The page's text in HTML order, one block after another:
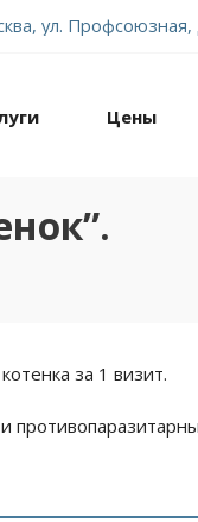
ул. Профсоюзная,
Цены
за 1 визит.